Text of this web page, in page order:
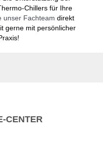
Chillers für Ihre
unser Fachteam direkt
gerne mit persönlicher
CENTER